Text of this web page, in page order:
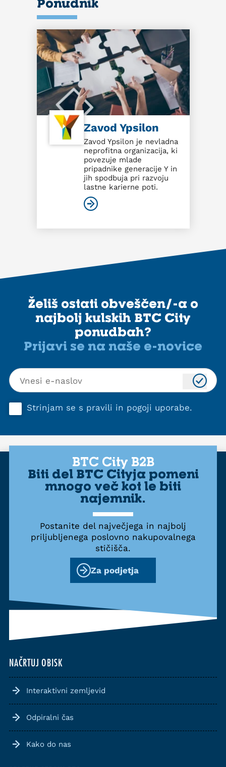
Zavod Ypsilon
Zavod Ypsilon je nevladna
neprofitna organizacija, ki
povezuje mlade
pripadnike generacije Y in
jih spodbuja pri razvoju
lastne karierne poti.
Želiš ostati obveščen/-a o
najbolj kulskih BTC City
ponudbah?
Prijavi se na naše e-novice
Strinjam se s pravili in pogoji uporabe.
NAČRTUJ OBISK
Interaktivni zemljevid
Odpiralni čas
Kako do nas
BTC City B2B
Biti del BTC Cityja pomeni
mnogo več kot le biti
najemnik.
Postanite del največjega in najbolj
priljubljenega poslovno nakupovalnega
stičišča.
Za podjetja